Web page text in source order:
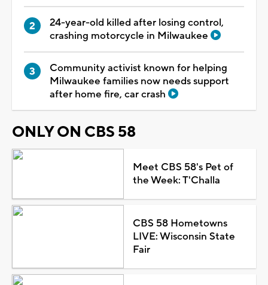
24-year-old killed after losing control,
crashing motorcycle in Milwaukee
Community activist known for helping
Milwaukee families now needs support
after home fire, car crash
ONLY ON CBS 58
Meet CBS 58's Pet of
the Week: T'Challa
CBS 58 Hometowns
LIVE: Wisconsin State
Fair